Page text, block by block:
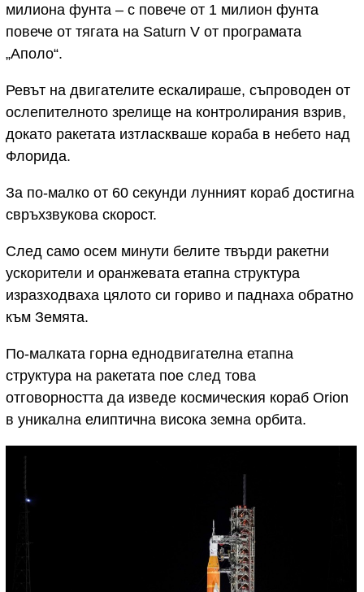
милиона фунта – с повече от 1 милион фунта
повече от тягата на Saturn V от програмата
„Аполо“.
Ревът на двигателите ескалираше, съпроводен от
ослепителното зрелище на контролирания взрив,
докато ракетата изтласкваше кораба в небето над
Флорида.
За по-малко от 60 секунди лунният кораб достигна
свръхзвукова скорост.
След само осем минути белите твърди ракетни
ускорители и оранжевата етапна структура
изразходваха цялото си гориво и паднаха обратно
към Земята.
По-малката горна еднодвигателна етапна
структура на ракетата пое след това
отговорността да изведе космическия кораб Orion
в уникална елиптична висока земна орбита.